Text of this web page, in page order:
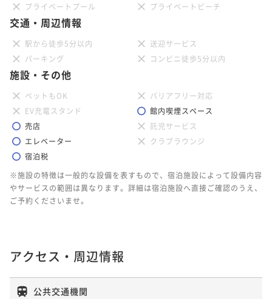
プライベートプール
プライベートビーチ
交通・周辺情報
駅から徒歩5分以内
送迎サービス
パーキング
コンビニ徒歩5分以内
施設・その他
ペットもOK
バリアフリー対応
EV充電スタンド
館内喫煙スペース
売店
託児サービス
エレベーター
クラブラウンジ
宿泊税
※施設の特徴は一般的な設備を表すもので、宿泊施設によって設備内容
やサービスの範囲は異なります。詳細は宿泊施設へ直接ご確認のうえ、
ご予約くださいませ。
アクセス・周辺情報
公共交通機関